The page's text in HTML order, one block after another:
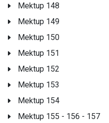
Mektup 148
Mektup 149
Mektup 150
Mektup 151
Mektup 152
Mektup 153
Mektup 154
Mektup 155 - 156 - 157